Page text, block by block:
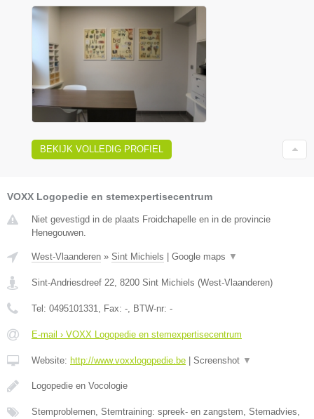
BEKIJK VOLLEDIG PROFIEL
VOXX Logopedie en stemexpertisecentrum
Niet gevestigd in de plaats Froidchapelle en in de provincie
Henegouwen.
West-Vlaanderen » Sint Michiels | Google maps ▼
Sint-Andriesdreef 22 8200 Sint Michiels (West-Vlaanderen)
Tel: 0495101331 , Fax: - , BTW-nr: -
E-mail › VOXX Logopedie en stemexpertisecentrum
Website: http://www.voxxlogopedie.be | Screenshot ▼
Logopedie en Vocologie
Stemproblemen, Stemtraining: spreek- en zangstem, Stemadvies,